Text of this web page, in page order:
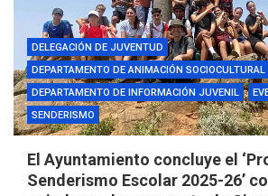
DELEGACIÓN DE JUVENTUD
DEPARTAMENTO DE ANIMACIÓN SOCIOCULTURAL
DEPARTAMENTO DE INFORMACIÓN JUVENIL
SENDERISMO
El Ayuntamiento concluye el
Senderismo Escolar 2025-26’